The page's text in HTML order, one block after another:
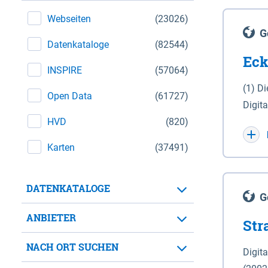
(23026)
Webseiten
(82544)
Datenkataloge
(57064)
INSPIRE
(61727)
Open Data
(820)
HVD
(37491)
Karten
DATENKATALOGE
ANBIETER
NACH ORT SUCHEN
(1)
WGS
für
der in